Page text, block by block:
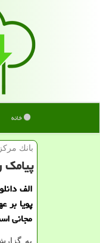
خانه
بانك
پیامك
الف
پویا بر
مجانی
به